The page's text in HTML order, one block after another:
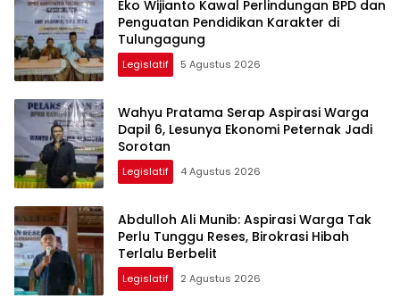
Eko Wijianto Kawal Perlindungan BPD dan
Penguatan Pendidikan Karakter di
Tulungagung
Legislatif 5 Agustus 2026
Wahyu Pratama Serap Aspirasi Warga
Dapil 6, Lesunya Ekonomi Peternak Jadi
Sorotan
Legislatif 4 Agustus 2026
Abdulloh Ali Munib: Aspirasi Warga Tak
Perlu Tunggu Reses, Birokrasi Hibah
Terlalu Berbelit
Legislatif 2 Agustus 2026